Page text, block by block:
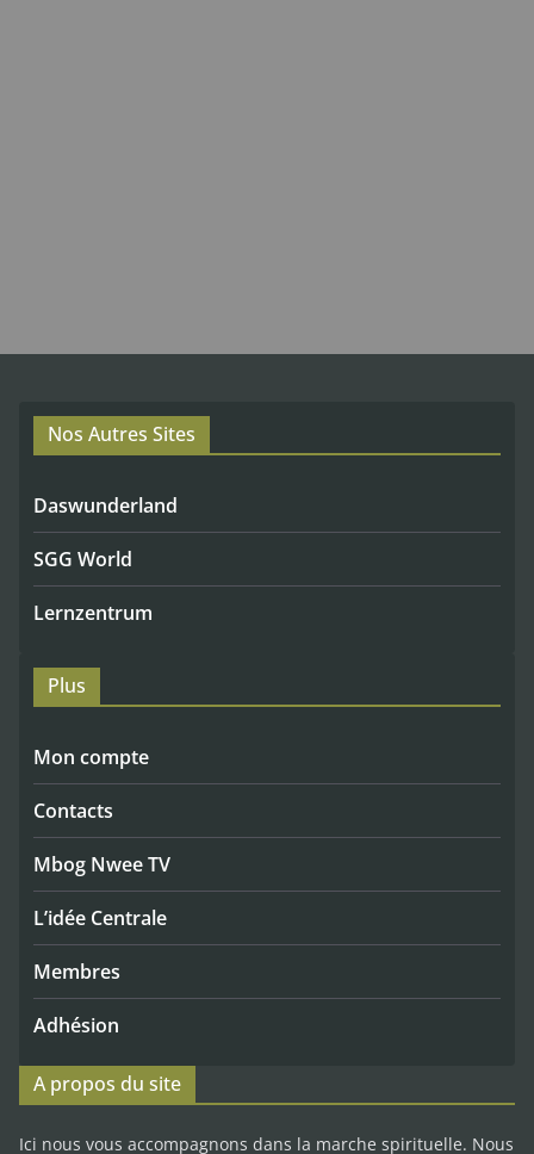
Nos Autres Sites
Daswunderland
SGG World
Lernzentrum
Plus
Mon compte
Contacts
Mbog Nwee TV
L’idée Centrale
Membres
Adhésion
A propos du site
Ici nous vous accompagnons dans la marche spirituelle. Nous